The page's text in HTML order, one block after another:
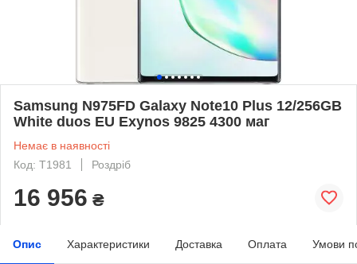
Samsung N975FD Galaxy Note10 Plus 12/256GB
White duos EU Exynos 9825 4300 маг
Немає в наявності
Код: T1981
Роздріб
16 956 ₴
Опис Характеристики Доставка Оплата Умови